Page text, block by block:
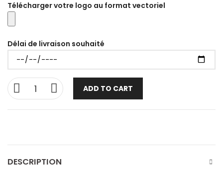
Télécharger votre logo au format vectoriel
Délai de livraison souhaité
ADD TO CART
DESCRIPTION